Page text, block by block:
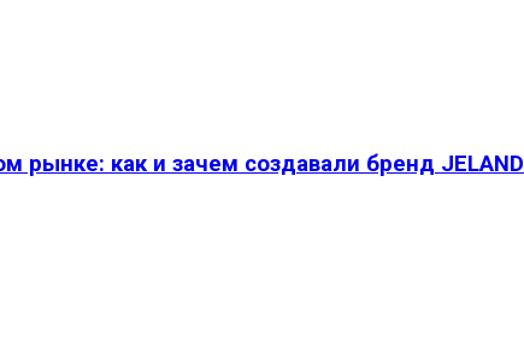
рынке: как и зачем создавали бренд JELAND